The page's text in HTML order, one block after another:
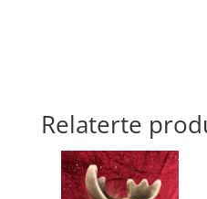
Relaterte